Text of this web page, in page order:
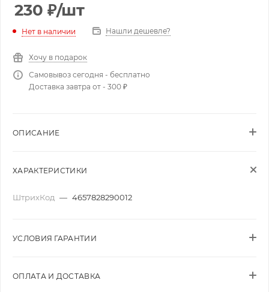
230 ₽/шт
Нет в наличии Нашли дешевле?
Хочу в подарок
Самовывоз сегодня - бесплатно
Доставка завтра от - 300 ₽
ОПИСАНИЕ
ХАРАКТЕРИСТИКИ
ШтрихКод — 4657828290012
УСЛОВИЯ ГАРАНТИИ
ОПЛАТА И ДОСТАВКА